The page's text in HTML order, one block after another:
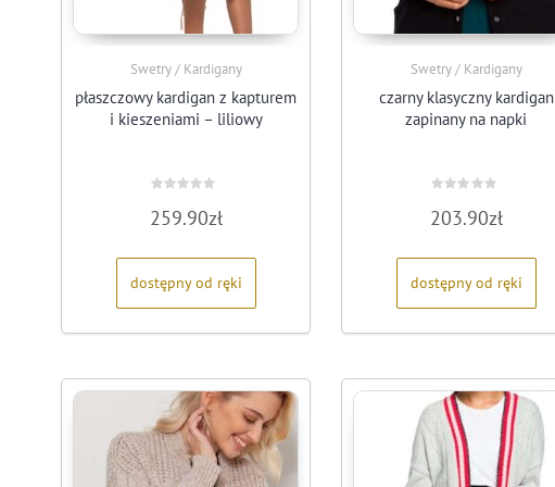
Swetry / Kardigany
płaszczowy kardigan z kapturem
i kieszeniami – liliowy
0
na
259.90zł
dostępny od ręki
Swetry / Kardigany
czarny klasyczny kardigan
zapinany na napki
0
na
203.90zł
dostępny od ręki